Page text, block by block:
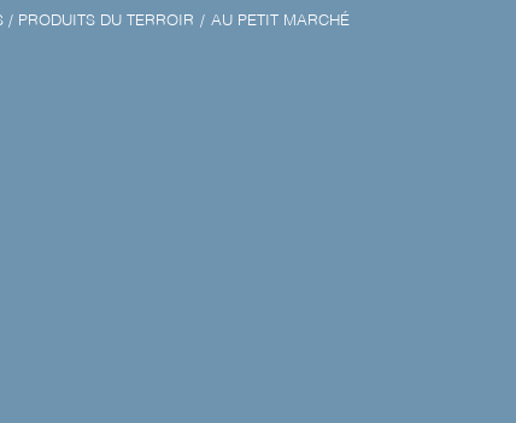
/ PRODUITS DU TERROIR AU PETIT MARCHÉ